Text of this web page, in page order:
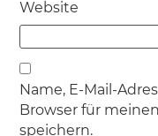
Website
Name, E-Mail-
Browser für
speichern.